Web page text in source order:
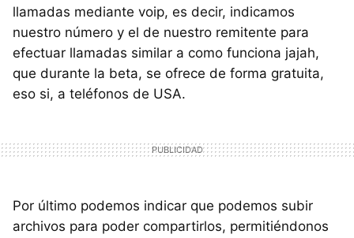
llamadas mediante voip, es decir, indicamos
nuestro número y el de nuestro remitente para
efectuar llamadas similar a como funciona jajah,
que durante la beta, se ofrece de forma gratuita,
eso si, a teléfonos de USA.
Por último podemos indicar que podemos subir
archivos para poder compartirlos, permitiéndonos